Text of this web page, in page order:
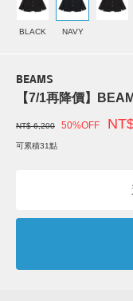
BLACK NAVY
BEAMS
【7/1再降價】
NT$ 6,200 50%OFF
可累積31點